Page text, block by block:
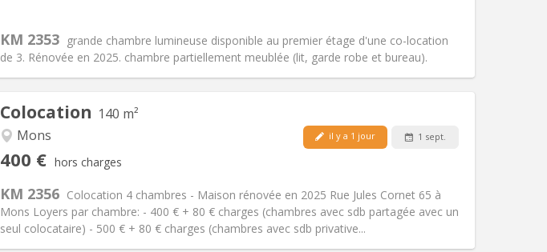
KM 2353 grande chambre lumineuse disponible au premier étage d'une co-location
de 3. Rénovée en 2025. chambre partiellement meublée (lit, garde robe et bureau).
Aménagement Autre
Colocation 140 m²
Mons
400 € hors charges
il y a 1 jour 1 sept.
KM 2356 Colocation 4 chambres - Maison rénovée en 2025 Rue Jules Cornet 65 à
Mons Loyers par chambre: - 400 € + 80 € charges (chambres avec sdb partagée avec un
seul colocataire) - 500 € + 80 € charges (chambres avec sdb privative...
Aménagement
Salle de bain:Privée
Superficie:140 m2
Autre
Atmosphère:Studieuse,
Non-fumeur
Animaux de compagnie:Non